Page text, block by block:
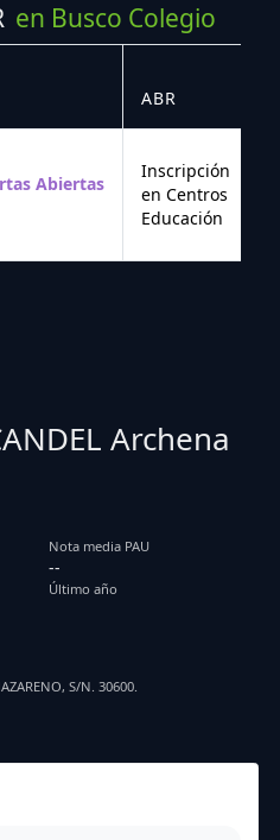
en Busco Colegio
ABR
Abiertas
Inscripción
en Centros
Educación
Archena
Nota media PAU
--
Último año
S/N. 30600.